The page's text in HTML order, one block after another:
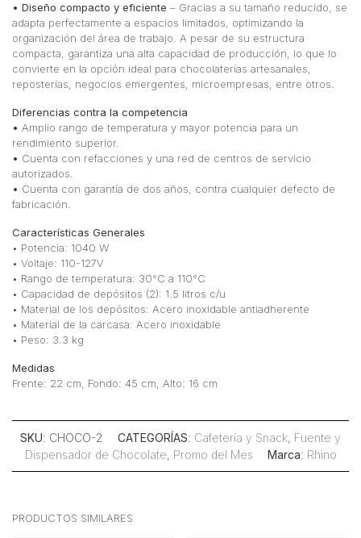
• Diseño compacto y eficiente – Gracias a su tamaño reducido, se
adapta perfectamente a espacios limitados, optimizando la
organización del área de trabajo. A pesar de su estructura
compacta, garantiza una alta capacidad de producción, lo que lo
convierte en la opción ideal para chocolaterías artesanales,
reposterías, negocios emergentes, microempresas, entre otros.
Diferencias contra la competencia
• Amplio rango de temperatura y mayor potencia para un
rendimiento superior.
• Cuenta con refacciones y una red de centros de servicio
autorizados.
• Cuenta con garantía de dos años, contra cualquier defecto de
fabricación.
Características Generales
• Potencia: 1040 W
• Voltaje: 110-127V
• Rango de temperatura: 30°C a 110°C
• Capacidad de depósitos (2): 1.5 litros c/u
• Material de los depósitos: Acero inoxidable antiadherente
• Material de la carcasa: Acero inoxidable
• Peso: 3.3 kg
Medidas
Frente: 22 cm, Fondo: 45 cm, Alto: 16 cm
SKU: CHOCO-2 CATEGORÍAS: Cafetería y Snack, Fuente y
Dispensador de Chocolate, Promo del Mes Marca: Rhino
PRODUCTOS SIMILARES